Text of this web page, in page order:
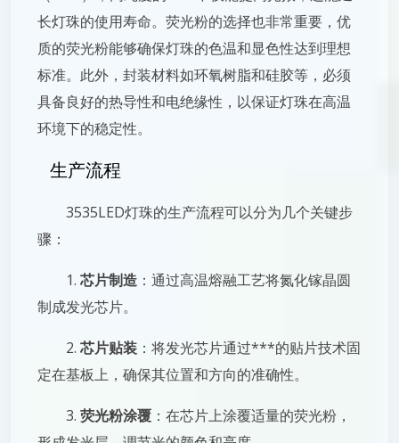
长灯珠的使用寿命。荧光粉的选择也非常重要，优
质的荧光粉能够确保灯珠的色温和显色性达到理想
标准。此外，封装材料如环氧树脂和硅胶等，必须
具备良好的热导性和电绝缘性，以保证灯珠在高温
环境下的稳定性。
生产流程
3535LED灯珠的生产流程可以分为几个关键步
骤：
1. 芯片制造 ：通过高温熔融工艺将氮化镓晶圆
制成发光芯片。
2. 芯片贴装 ：将发光芯片通过***的贴片技术固
定在基板上，确保其位置和方向的准确性。
3. 荧光粉涂覆 ：在芯片上涂覆适量的荧光粉，